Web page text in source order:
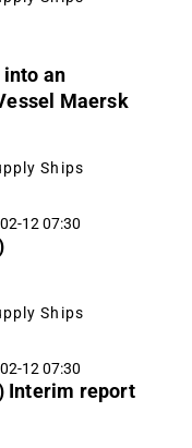
into an
Maersk
Ships
12 07:30
Ships
12 07:30
Interim report